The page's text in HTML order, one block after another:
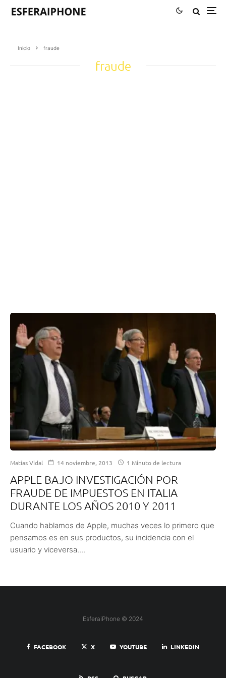
Inicio fraude
fraude
Matías Vidal 14 noviembre, 2013 1 Minuto de lectura
APPLE BAJO INVESTIGACIÓN POR
FRAUDE DE IMPUESTOS EN ITALIA
DURANTE LOS AÑOS 2010 Y 2011
Cuando hablamos de Apple, muchas veces lo primero que
pensamos es en sus productos, su incidencia con el
usuario y viceversa....
EsferaiPhone © 2024
FACEBOOK X YOUTUBE LINKEDIN